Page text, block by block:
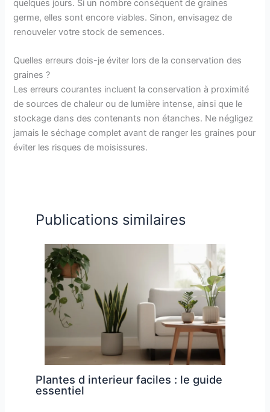
quelques jours. Si un nombre conséquent de graines
germe, elles sont encore viables. Sinon, envisagez de
renouveler votre stock de semences.
Quelles erreurs dois-je éviter lors de la conservation des
graines ?
Les erreurs courantes incluent la conservation à proximité
de sources de chaleur ou de lumière intense, ainsi que le
stockage dans des contenants non étanches. Ne négligez
jamais le séchage complet avant de ranger les graines pour
éviter les risques de moisissures.
Publications similaires
Plantes d interieur faciles : le guide
essentiel